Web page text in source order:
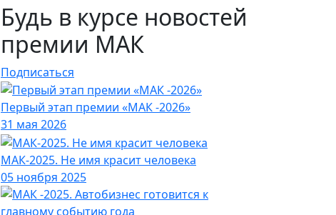
Будь в курсе новостей
премии МАК
Подписаться
Первый этап премии «МАК -2026»
31 мая 2026
МАК-2025. Не имя красит человека
05 ноября 2025